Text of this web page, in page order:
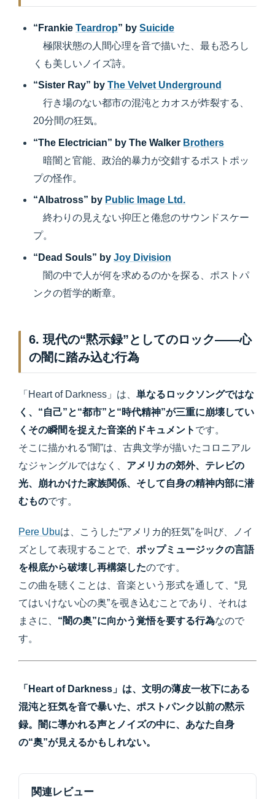
“FrankieTeardrop” bySuicide
極限状態の人間心理を音で描いた、最も恐ろし
くも美しいノイズ詩。
“Sister Ray” byThe Velvet Underground
行き場のない都市の混沌とカオスが炸裂する、
20分間の狂気。
“The Electrician” by The Walker Brothers
暗闇と官能、政治的暴力が交錯するポストポッ
プの怪作。
“Albatross” by Public Image Ltd.
終わりの見えない抑圧と倦怠のサウンドスケー
プ。
“Dead Souls” byJoy Division
闇の中で人が何を求めるのかを探る、ポストパ
ンクの哲学的断章。
6. 現代の“黙示録”としてのロック——心
の闇に踏み込む行為
「Heart of Darkness」は、 単なるロックソングではな
く、“自己”と“都市”と“時代精神”が三重に崩壊してい
くその瞬間を捉えた音楽的ドキュメント です。
そこに描かれる“闇”は、古典文学が描いたコロニアル
なジャングルではなく、 アメリカの郊外、テレビの
光、崩れかけた家族関係、そして自身の精神内部に潜
むものです。
Pere Ubuは、こうした“アメリカ的狂気”を叫び、ノイ
ズとして表現することで、 ポップミュージックの言語
を根底から破壊し再構築したのです。
この曲を聴くことは、音楽という形式を通して、“見
てはいけない心の奥”を覗き込むことであり、それは
まさに、 “闇の奥”に向かう覚悟を要する行為なので
す。
「Heart of Darkness」は、文明の薄皮一枚下にある
混沌と狂気を音で暴いた、ポストパンク以前の黙示
録。闇に導かれる声とノイズの中に、あなた自身
の“奥”が見えるかもしれない。
関連レビュー